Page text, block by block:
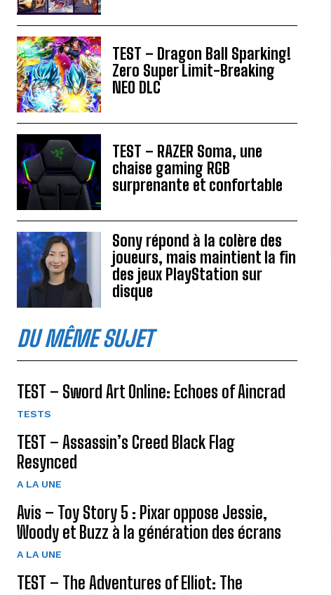
TEST – Dragon Ball Sparking!
Zero Super Limit-Breaking
NEO DLC
TEST – RAZER Soma, une
chaise gaming RGB
surprenante et confortable
Sony répond à la colère des
joueurs, mais maintient la fin
des jeux PlayStation sur
disque
DU MÊME SUJET
TEST – Sword Art Online: Echoes of Aincrad
TESTS
TEST – Assassin’s Creed Black Flag
Resynced
A LA UNE
Avis – Toy Story 5 : Pixar oppose Jessie,
Woody et Buzz à la génération des écrans
A LA UNE
TEST – The Adventures of Elliot: The